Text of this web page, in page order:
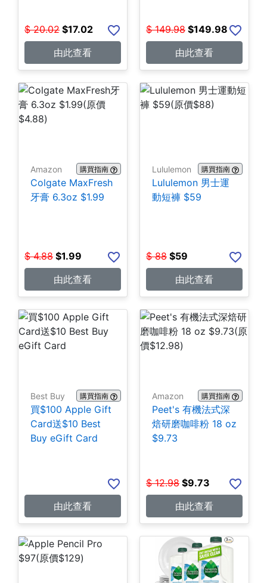
$ 20.02 $17.02
由此查看
$ 149.98 $149.98
由此查看
Amazon 購買指南
Colgate MaxFresh
牙膏 6.3oz $1.99
$ 4.88 $1.99
由此查看
Lululemon 購買指南
Lululemon 男士運
動短褲 $59
$ 88 $59
由此查看
Best Buy 購買指南
買$100 Apple Gift
Card送$10 Best
Buy eGift Card
由此查看
Amazon 購買指南
Peet's 有機法式深
焙研磨咖啡粉 18 oz
$9.73
$ 12.98 $9.73
由此查看